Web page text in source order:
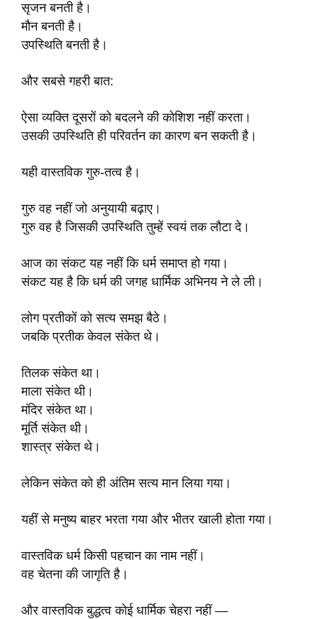
सृजन बनती है।
मौन बनती है।
उपस्थिति बनती है।
और सबसे गहरी बात:
ऐसा व्यक्ति दूसरों को बदलने की कोशिश नहीं करता।
उसकी उपस्थिति ही परिवर्तन का कारण बन सकती है।
यही वास्तविक गुरु-तत्व है।
गुरु वह नहीं जो अनुयायी बढ़ाए।
गुरु वह है जिसकी उपस्थिति तुम्हें स्वयं तक लौटा दे।
आज का संकट यह नहीं कि धर्म समाप्त हो गया।
संकट यह है कि धर्म की जगह धार्मिक अभिनय ने ले ली।
लोग प्रतीकों को सत्य समझ बैठे।
जबकि प्रतीक केवल संकेत थे।
तिलक संकेत था।
माला संकेत थी।
मंदिर संकेत था।
मूर्ति संकेत थी।
शास्त्र संकेत थे।
लेकिन संकेत को ही अंतिम सत्य मान लिया गया।
यहीं से मनुष्य बाहर भरता गया और भीतर खाली होता गया।
वास्तविक धर्म किसी पहचान का नाम नहीं।
वह चेतना की जागृति है।
और वास्तविक बुद्धत्व कोई धार्मिक चेहरा नहीं —